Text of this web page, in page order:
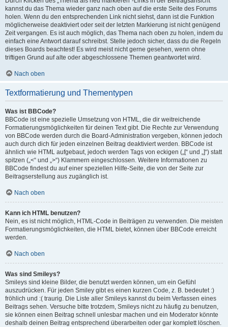
kannst du das Thema wieder ganz nach oben auf die erste Seite des Forums
holen. Wenn du den entsprechenden Link nicht siehst, dann ist die Funktion
möglicherweise deaktiviert oder seit der letzten Markierung ist nicht genügend
Zeit vergangen. Es ist auch möglich, das Thema nach oben zu holen, indem du
einfach eine Antwort darauf schreibst. Stelle jedoch sicher, dass du die Regeln
dieses Boards beachtest! Es wird meist nicht gerne gesehen, wenn ohne
triftigen Grund auf alte oder abgeschlossene Themen geantwortet wird.
Nach oben
Textformatierung und Thementypen
Was ist BBCode?
BBCode ist eine spezielle Umsetzung von HTML, die dir weitreichende
Formatierungsmöglichkeiten für deinen Text gibt. Die Rechte zur Verwendung
von BBCode werden durch die Board-Administration vergeben, können jedoch
auch durch dich für jeden einzelnen Beitrag deaktiviert werden. BBCode ist
ähnlich wie HTML aufgebaut, jedoch werden Tags von eckigen („[“ und „]“) statt
spitzen („<“ und „>“) Klammern eingeschlossen. Weitere Informationen zu
BBCode findest du auf einer speziellen Hilfe-Seite, die von der Seite zur
Beitragserstellung aus zugänglich ist.
Nach oben
Kann ich HTML benutzen?
Nein, es ist nicht möglich, HTML-Code in Beiträgen zu verwenden. Die meisten
Formatierungsmöglichkeiten, die HTML bietet, können über BBCode erreicht
werden.
Nach oben
Was sind Smileys?
Smileys sind kleine Bilder, die benutzt werden können, um ein Gefühl
auszudrücken. Für jeden Smiley gibt es einen kurzen Code, z. B. bedeutet :)
fröhlich und :( traurig. Die Liste aller Smileys kannst du beim Verfassen eines
Beitrags sehen. Versuche bitte trotzdem, Smileys nicht zu häufig zu benutzen,
sie können einen Beitrag schnell unlesbar machen und ein Moderator könnte
deshalb deinen Beitrag entsprechend überarbeiten oder gar komplett löschen.